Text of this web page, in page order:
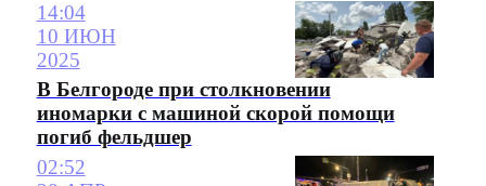
14:04
10 ИЮН
2025
В Белгороде при столкновении
иномарки с машиной скорой помощи
погиб фельдшер
02:52